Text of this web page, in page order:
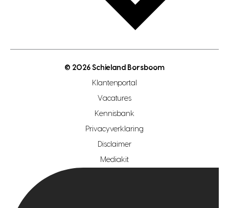
gratis zoekprofiel aanmaken
open woningwaarde dag
makelaar regio zoetermeer
hypotheekshop regio den haag
hypotheekshop regio rotterdam
© 2026 Schieland Borsboom
Klantenportal
Vacatures
Kennisbank
Privacyverklaring
Disclaimer
Mediakit